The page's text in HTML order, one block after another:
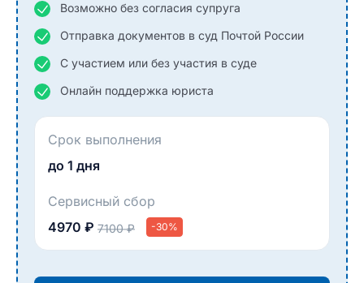
Возможно без согласия супруга
Отправка документов в суд Почтой России
С участием или без участия в суде
Онлайн поддержка юриста
Срок выполнения
до 1 дня
Сервисный сбор
4970 ₽ 7100 ₽ -30%